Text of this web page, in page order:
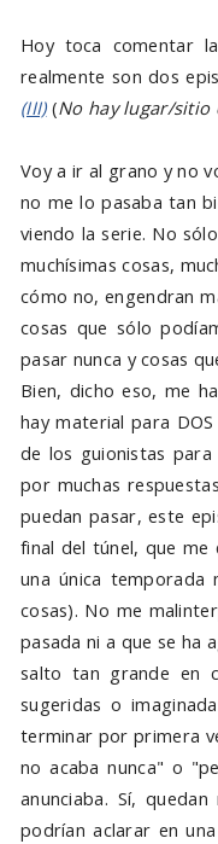
Hoy toca comentar
realmente son dos
(III)(No hay lugar/sitio
Voy a ir al grano y no
no me lo pasaba tan
viendo la serie. No
muchísimas cosas,
cómo no, engendran
cosas que sólo
pasar nunca y cosas
Bien, dicho eso, me
hay material para
de los guionistas
por muchas
puedan pasar, este
final del túnel, que me
una única
cosas). No me
pasada ni a que se ha
salto tan grande en
sugeridas o
terminar por primera
no acaba nunca" o
anunciaba. Sí,
podrían aclarar en